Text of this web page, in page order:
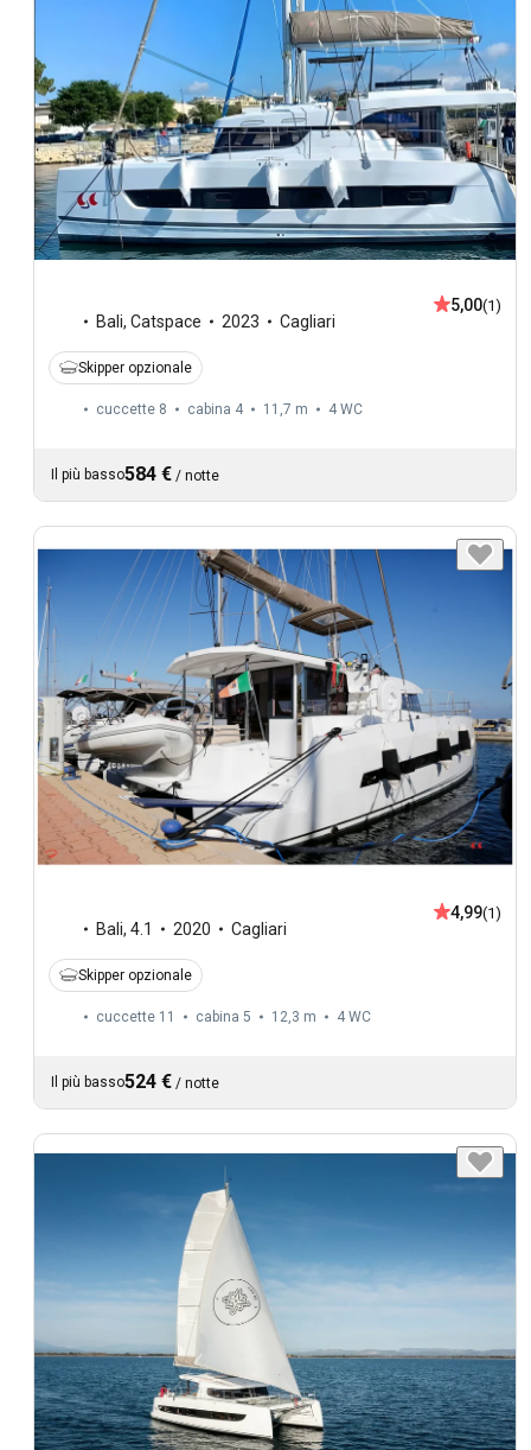
Bali, Catspace 2023 Cagliari
5,00(1)
Skipper opzionale
cuccette 8 cabina 4 11,7 m 4 WC
Il più basso584 € / notte
Bali, 4.1 2020 Cagliari
4,99(1)
Skipper opzionale
cuccette 11 cabina 5 12,3 m 4 WC
Il più basso524 € / notte